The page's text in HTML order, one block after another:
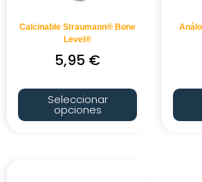
Calcinable Straumann® Bone
Level®
5,95 €
Seleccionar
opciones